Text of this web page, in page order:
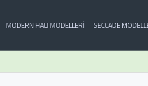
MODERN HALI MODELLERI SECCADE